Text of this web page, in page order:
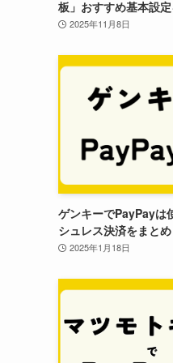
板」おすすめ基本設
2025年11月8日
ゲンキーでPayPayは
シュレス決済をまとめ
2025年1月18日